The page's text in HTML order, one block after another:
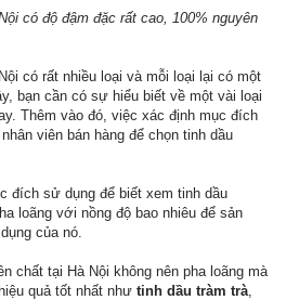
có độ đậm đặc rất cao, 100% nguyên
có rất nhiều loại và mỗi loại lại có một
bạn cần có sự hiểu biết về một vài loại
Thêm vào đó, việc xác định mục đích
viên bán hàng để chọn tinh dầu
đích sử dụng để biết xem tinh dầu
loãng với nồng độ bao nhiêu để sản
của nó.
chất tại Hà Nội không nên pha loãng mà
quả tốt nhất như tinh dầu tràm trà,